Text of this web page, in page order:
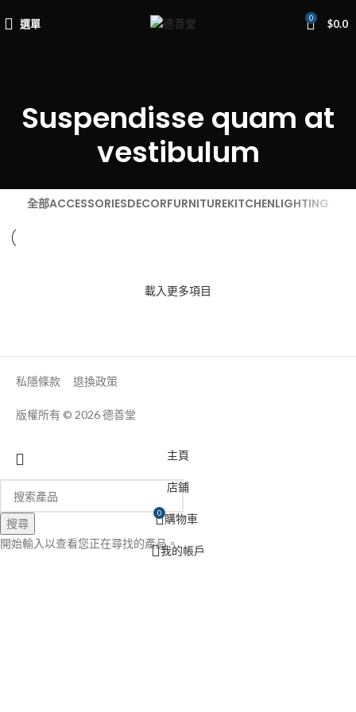
選單 0 $0.0
Suspendisse quam at
vestibulum
全部ACCESSORIESDECORFURNITUREKITCHENLIGHTING
KITCHEN
SUSPENDISSE QUAM AT VESTIBULUM
FURNITURE
NETUS EU MOLLIS HAC DIGNIS
DECOR
ET VESTIBULUM QUIS A SUSPENDISSE
ACCESSORIES
IMPERDIET MAURIS A NONTIN
VENENATIS NAM PHASELLUS
LEO UTEU ULLAMCORPER
載入更多項目
版權所有 © 2026德善堂
私隱條款 退換政策
搜尋
開始輸入以查看您正在尋找的產品。
主頁
店鋪
0 購物車
我的帳戶